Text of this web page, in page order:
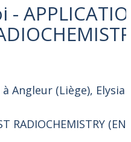
Angleur (Liège),
RADIOCHEMISTRY